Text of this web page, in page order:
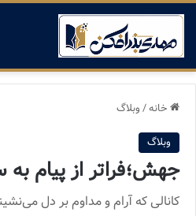
خانه/وبلاگ
وبلاگ
جهش؛فراتر از پیام به
کانالی که آرام و مداوم بر دل